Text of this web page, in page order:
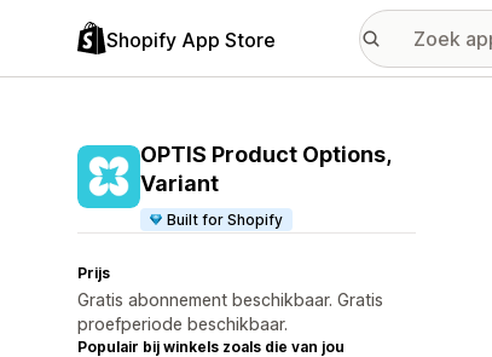
Shopify App Store
OPTIS Product Options,
Variant
Built for Shopify
Prijs
Gratis abonnement beschikbaar. Gratis
proefperiode beschikbaar.
Populair bij winkels zoals die van jou